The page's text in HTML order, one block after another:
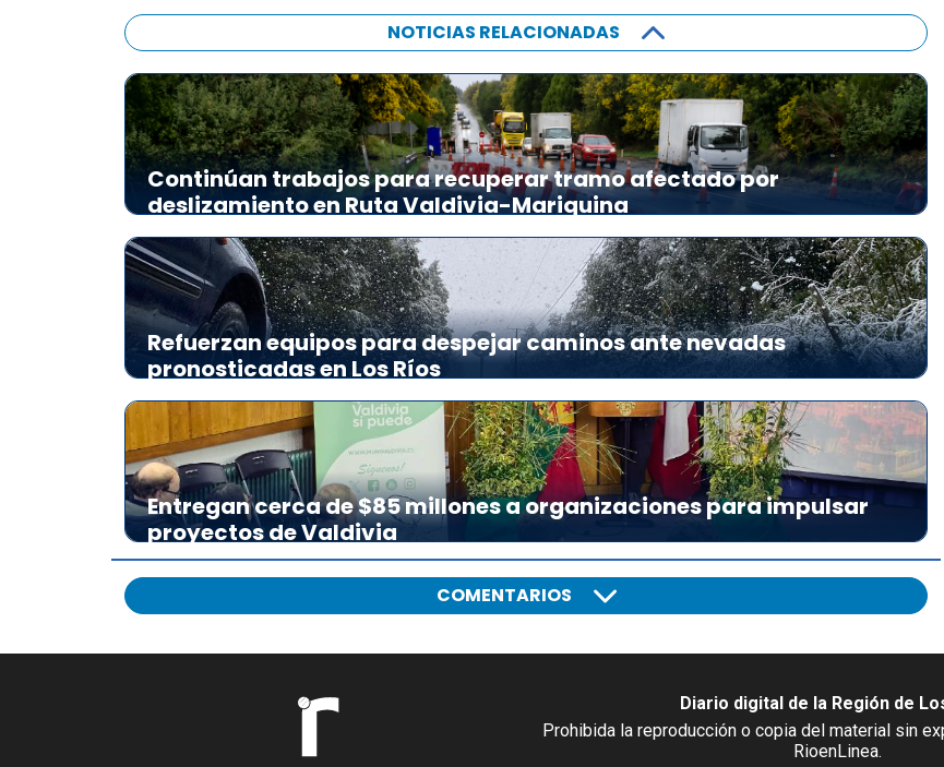
NOTICIAS RELACIONADAS
Continúan trabajos para recuperar tramo afectado por
deslizamiento en Ruta Valdivia-Mariquina
Refuerzan equipos para despejar caminos ante nevadas
pronosticadas en Los Ríos
Entregan cerca de $85 millones a organizaciones para impulsar
proyectos de Valdivia
COMENTARIOS
Diario digital de la Región de
Prohibida la reproducción o copia del material sin
RioenLinea.